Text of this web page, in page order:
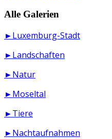
Alle Galerien
►Luxemburg-Stadt
►Landschaften
►Natur
►Moseltal
►Tiere
►Nachtaufnahmen